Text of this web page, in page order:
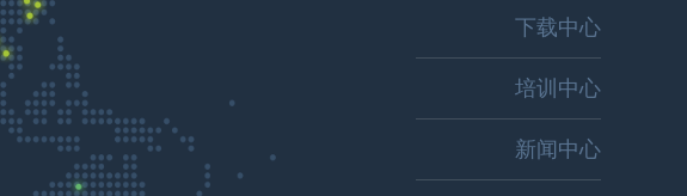
下载中心
培训中心
新闻中心